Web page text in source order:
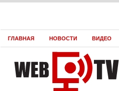
ГЛАВНАЯ НОВОСТИ ВИДЕО